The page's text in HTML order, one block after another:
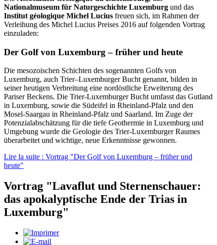
Nationalmuseum für Naturgeschichte Luxemburg und das
Institut géologique Michel Lucius freuen sich, im Rahmen der
Verleihung des Michel Lucius Preises 2016 auf folgenden Vortrag
einzuladen:
Der Golf von Luxemburg – früher und heute
Die mesozoischen Schichten des sogenannten Golfs von
Luxemburg, auch Trier–Luxemburger Bucht genannt, bilden in
seiner heutigen Verbreitung eine nordöstliche Erweiterung des
Pariser Beckens. Die Trier-Luxemburger Bucht umfasst das Gutland
in Luxemburg, sowie die Südeifel in Rheinland-Pfalz und den
Mosel-Saargau in Rheinland-Pfalz und Saarland. Im Zuge der
Potenzialabschätzung für die tiefe Geothermie in Luxemburg und
Umgebung wurde die Geologie des Trier-Luxemburger Raumes
überarbeitet und wichtige, neue Erkenntnisse gewonnen.
Lire la suite : Vortrag "Der Golf von Luxemburg – früher und
heute"
Vortrag "Lavaflut und Sternenschauer:
das apokalyptische Ende der Trias in
Luxemburg"